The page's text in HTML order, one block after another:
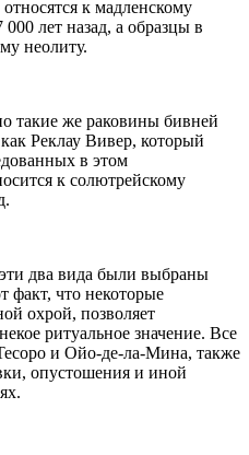
к мадленскому
лет назад, а образцы в
неолиту.
такие же раковины бивней
Реклау Вивер, который
в этом
к солютрейскому
два вида были выбраны
факт, что некоторые
охрой, позволяет
ритуальное значение. Все
и Ойо-де-ла-Мина, также
опустошения и иной